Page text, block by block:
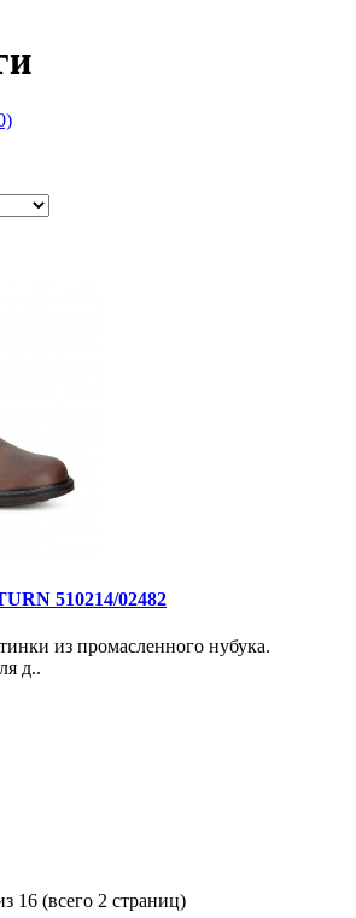
510214/02482
из промасленного нубука.
д..
16 (всего 2 страниц)